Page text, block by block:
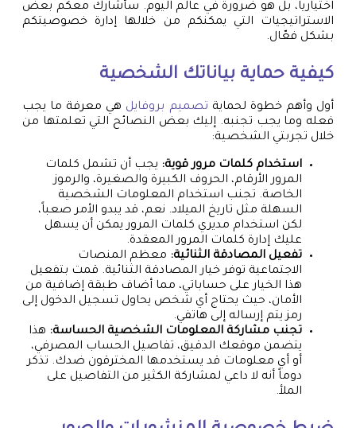
اختيارياً، بل هو ضرورة في عالم اليوم. سأشارك معكم بعض
الاستراتيجيات التي يمكنكم من خلالها إدارة خصوصيتكم
بشكل فعّال.
كيفية حماية بياناتك الشخصية
أول وأهم خطوة لحماية تصميم بروفايل هي معرفة ما يجب
فعله وما يجب تجنبه. إليك بعض النصائح التي تعلمتها من
خلال تجربتي الشخصية:
استخدام كلمات مرور قوية: يجب أن تشمل كلمات
المرور الأرقام، الحروف الكبيرة والصغيرة، والرموز
الخاصة. تجنب استخدام المعلومات الشخصية
السهلة مثل تاريخ الميلاد. نعم، قد يبدو الأمر صعباً،
لكن استخدام مديري كلمات المرور يمكن أن يسهل
عليك إدارة كلمات المرور المعقدة.
تفعيل المصادقة الثنائية: معظم المنصات
الاجتماعية توفر خيار المصادقة الثنائية. قمت بتفعيل
هذا الخيار على حساباتي، مما أضاف طبقة إضافية من
الأمان، حيث يحتاج أي شخص يحاول تسجيل الدخول إلى
رمز يتم إرساله إلى هاتفي.
تجنب مشاركة المعلومات الشخصية الحساسة: هذا
يتضمن موقعك الدقيق، تفاصيل الحساب المصرفي،
أو أي معلومات قد يستخدمها المخترقون ضدك. تذكر
دوماً أنه لا داعي لمشاركة الكثير من التفاصيل على
الملأ.